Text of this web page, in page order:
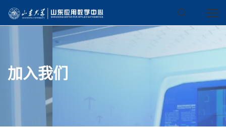
加入我们